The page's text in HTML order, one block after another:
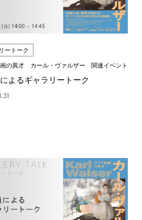
ートーク
画の異才 カール・ヴァルザー 関連イベント
よるギャラリートーク